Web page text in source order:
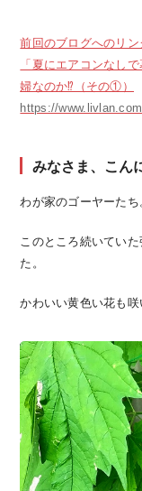
前回のブログへのリ
「夏にエアコンなし
婦なのか⁉（その①）
https://
みなさま、こん
わが家のゴーヤーたち
このところ続いてい
た。
かわいい黄色い花も咲